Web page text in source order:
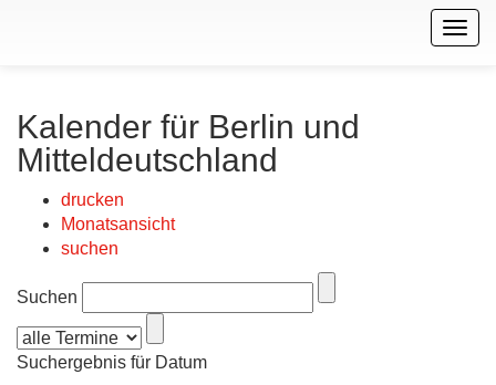
Kalender für Berlin und
Mitteldeutschland
drucken
Monatsansicht
suchen
Suchen
Suchergebnis für Datum